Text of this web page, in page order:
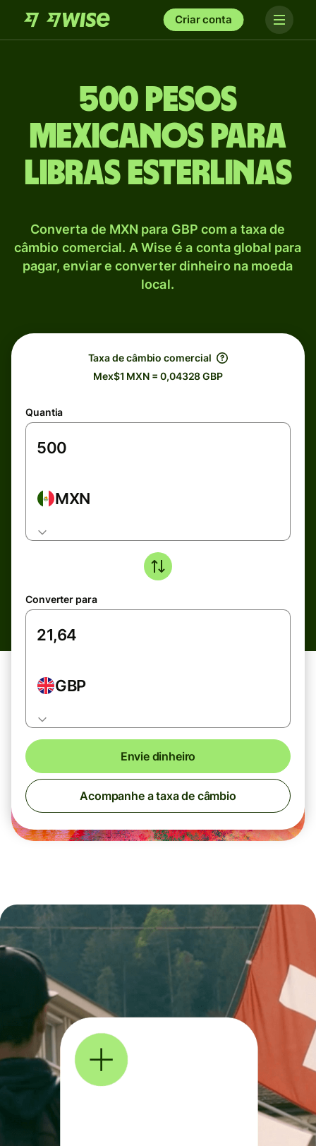
Criar conta
500 Pesos
mexicanos para
Libras esterlinas
Converta de MXN para GBP com a taxa de
câmbio comercial. A Wise é a conta global para
pagar, enviar e converter dinheiro na moeda
local.
Taxa de câmbio comercial
Mex$1 MXN = 0,04328 GBP
Quantia
MXN
Converter para
GBP
Envie dinheiro
Acompanhe a taxa de câmbio